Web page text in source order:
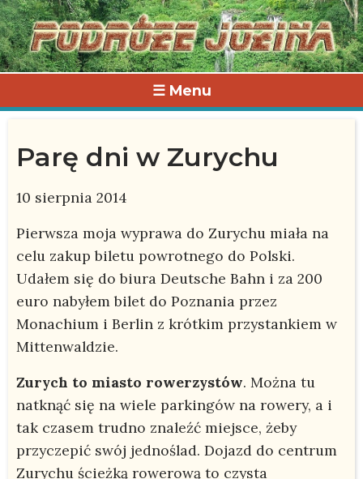
☰ Menu
Parę dni w Zurychu
10 sierpnia 2014
Pierwsza moja wyprawa do Zurychu miała na
celu zakup biletu powrotnego do Polski.
Udałem się do biura Deutsche Bahn i za 200
euro nabyłem bilet do Poznania przez
Monachium i Berlin z krótkim przystankiem w
Mittenwaldzie.
Zurych to miasto rowerzystów. Można tu
natknąć się na wiele parkingów na rowery, a i
tak czasem trudno znaleźć miejsce, żeby
przyczepić swój jednoślad. Dojazd do centrum
Zurychu ścieżką rowerową to czysta